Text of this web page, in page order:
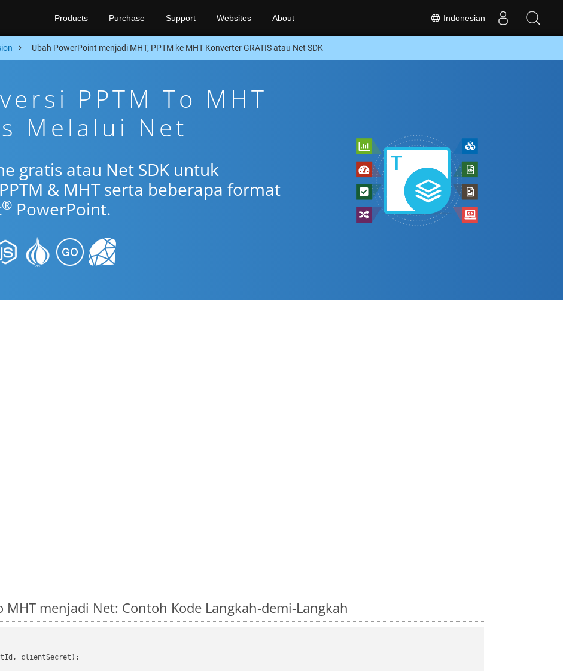
Indonesian
Products Purchase Support Websites About
Ubah PowerPoint menjadi MHT, PPTM ke MHT Konverter GRATIS atau Net SDK
PPTM To MHT
Melalui Net
gratis atau Net SDK untuk
& MHT serta beberapa format
® PowerPoint.
MHT menjadi Net: Contoh Kode Langkah-demi-Langkah
clientSecret);